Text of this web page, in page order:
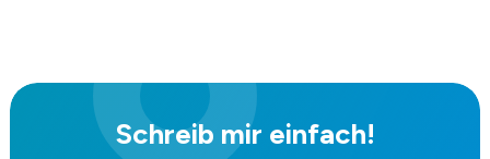
Schreib mir einfach!